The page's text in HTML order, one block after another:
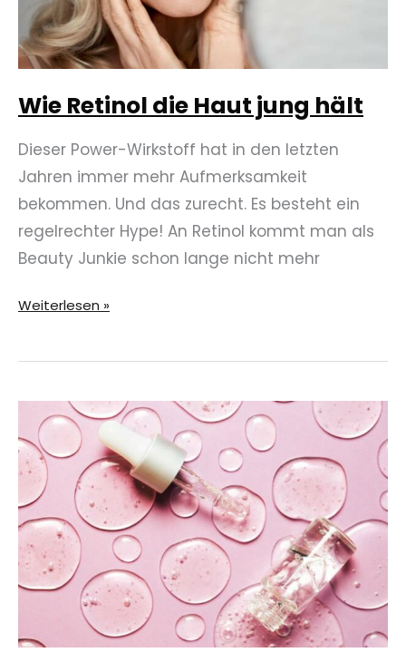
Wie Retinol die Haut jung hält
Dieser Power-Wirkstoff hat in den letzten
Jahren immer mehr Aufmerksamkeit
bekommen. Und das zurecht. Es besteht ein
regelrechter Hype! An Retinol kommt man als
Beauty Junkie schon lange nicht mehr
Wie
die
hält
Weiterlesen »